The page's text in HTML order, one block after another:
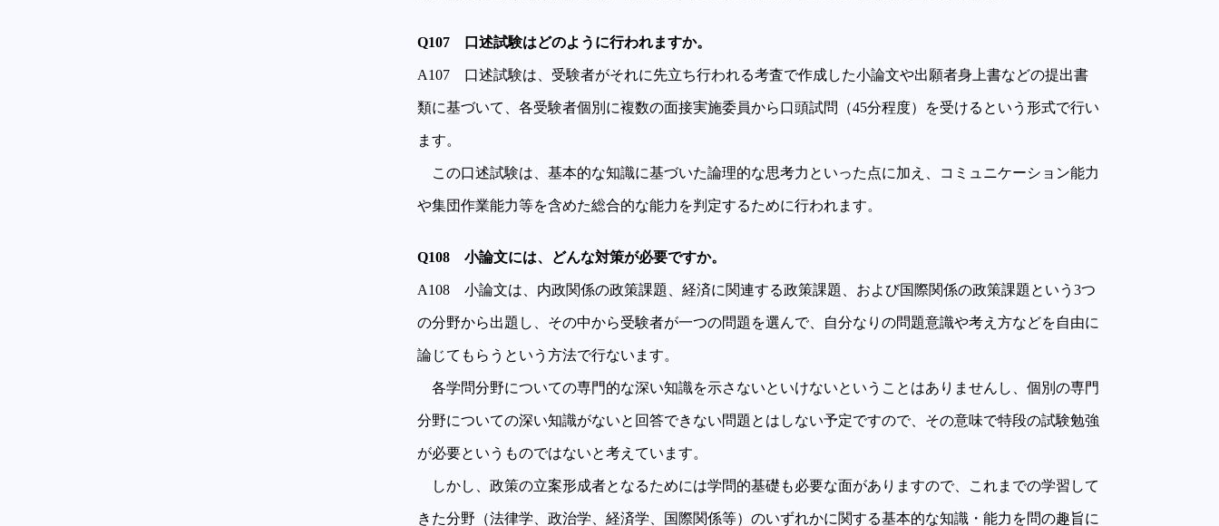
Q107 口述試験はどのように行われますか。
A107 口述試験は、受験者がそれに先立ち行われる考査で作成した小論文や出願者身上書などの提出書
類に基づいて、各受験者個別に複数の面接実施委員から口頭試問（45分程度）を受けるという形式で行い
ます。
この口述試験は、基本的な知識に基づいた論理的な思考力といった点に加え、コミュニケーション能力
や集団作業能力等を含めた総合的な能力を判定するために行われます。
Q108 小論文には、どんな対策が必要ですか。
A108 小論文は、内政関係の政策課題、経済に関連する政策課題、および国際関係の政策課題という3つ
の分野から出題し、その中から受験者が一つの問題を選んで、自分なりの問題意識や考え方などを自由に
論じてもらうという方法で行ないます。
各学問分野についての専門的な深い知識を示さないといけないということはありませんし、個別の専門
分野についての深い知識がないと回答できない問題とはしない予定ですので、その意味で特段の試験勉強
が必要というものではないと考えています。
しかし、政策の立案形成者となるためには学問的基礎も必要な面がありますので、これまでの学習して
きた分野（法律学、政治学、経済学、国際関係等）のいずれかに関する基本的な知識・能力を問の趣旨に